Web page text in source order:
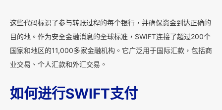
这些代码标识了参与转账过程的每个银行，并确保资金到达正确的
目的地。作为安全金融消息的全球标准，SWIFT连接了超过200个
国家和地区的11,000多家金融机构。它广泛用于国际汇款，包括商
业交易、个人汇款和外汇交易。
如何进行SWIFT支付